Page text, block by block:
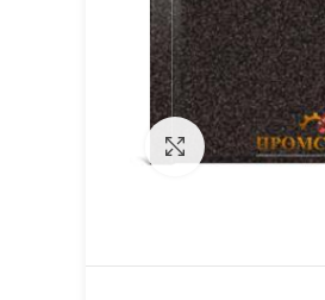
Click to enlarge